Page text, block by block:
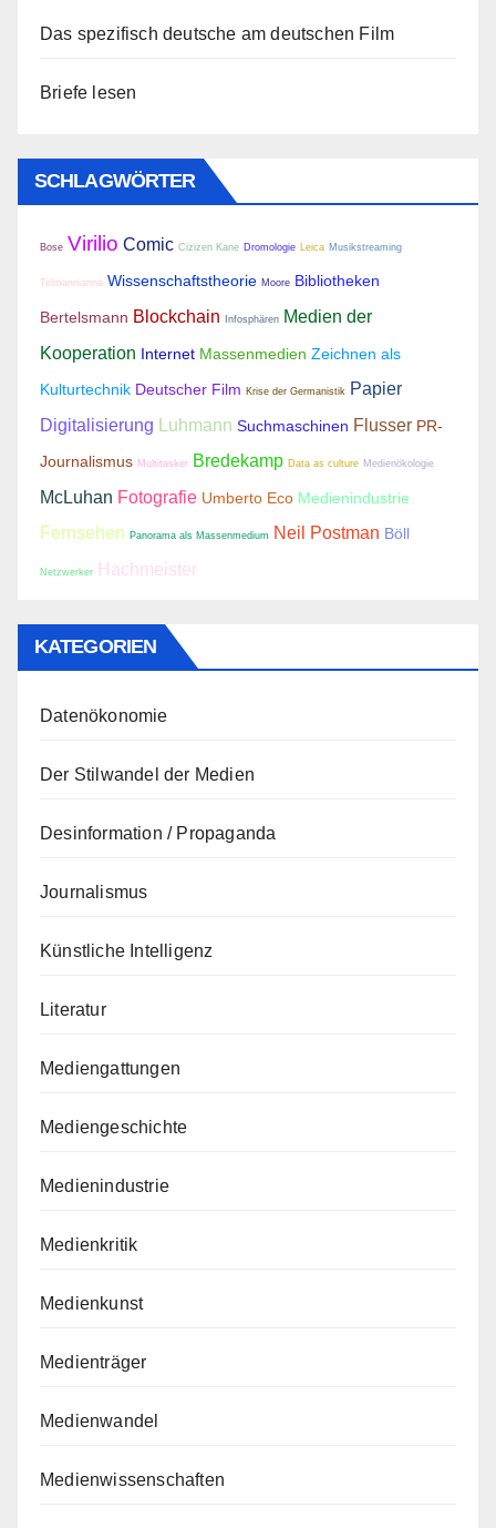
Das spezifisch deutsche am deutschen Film
Briefe lesen
SCHLAGWÖRTER
Bose Virilio Comic Cizizen Kane Dromologie Leica Musikstreaming
Telmannianna Wissenschaftstheorie Moore Bibliotheken
Bertelsmann Blockchain Infosphären Medien der
Kooperation
Internet Massenmedien Zeichnen als
Kulturtechnik Deutscher Film Krise der Germanistik Papier
Digitalisierung Luhmann Suchmaschinen Flusser PR-
Journalismus Multitasker Bredekamp Data as culture Medienökologie
McLuhan Fotografie Umberto Eco Medienindustrie
Fernsehen Panorama als Massenmedium Neil Postman Böll
Netzwerker Hachmeister
KATEGORIEN
Datenökonomie
Der Stilwandel der Medien
Desinformation / Propaganda
Journalismus
Künstliche Intelligenz
Literatur
Mediengattungen
Mediengeschichte
Medienindustrie
Medienkritik
Medienkunst
Medienträger
Medienwandel
Medienwissenschaften